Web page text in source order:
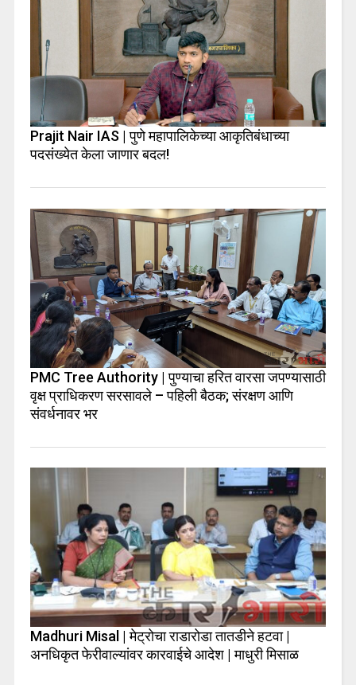
Prajit Nair IAS | पुणे महापालिकेच्या आकृतिबंधाच्या
पदसंख्येत केला जाणार बदल!
PMC Tree Authority | पुण्याचा हरित वारसा जपण्यासाठी
वृक्ष प्राधिकरण सरसावले – पहिली बैठक; संरक्षण आणि
संवर्धनावर भर
Madhuri Misal | मेट्रोचा राडारोडा तातडीने हटवा |
अनधिकृत फेरीवाल्यांवर कारवाईचे आदेश | माधुरी मिसाळ